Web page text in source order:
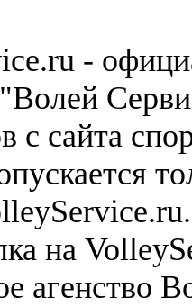
-
"Волей
с сайта
на
агенство